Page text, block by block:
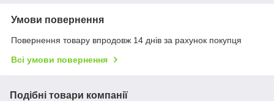
Умови повернення
Повернення товару впродовж 14 днів за рахунок покупця
Всі умови повернення
Подібні товари компанії